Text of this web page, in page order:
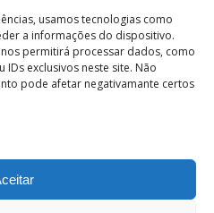
usamos tecnologias como
a informações do dispositivo.
permitirá processar dados, como
exclusivos neste site. Não
pode afetar negativamante certos